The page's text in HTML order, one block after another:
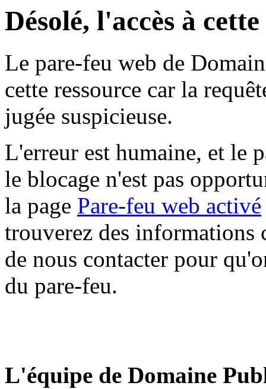
Désolé, l'accès à
Le pare-feu web de
cette ressource car la
jugée suspicieuse.
L'erreur est humaine, et le
le blocage n'est pas
la page Pare-feu web activé
trouverez des informations
de nous contacter pour
du pare-feu.
L'équipe de Domaine